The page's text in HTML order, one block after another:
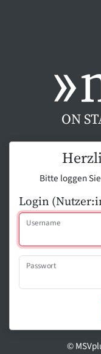
ON
Bitte loggen
Login
Username
Passwort
©